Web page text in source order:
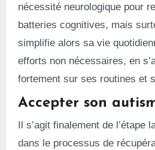
nécessité neurologique pour
batteries cognitives, mais
simplifie alors sa vie
efforts non nécessaires, en
fortement sur ses routines et
Accepter son
Il s’agit finalement de l’étape
dans le processus de